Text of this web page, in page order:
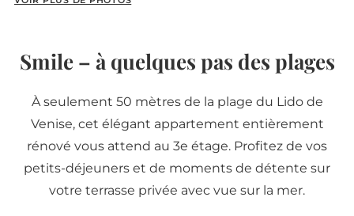
Smile – à quelques pas des plages
À seulement 50 mètres de la plage du Lido de
Venise, cet élégant appartement entièrement
rénové vous attend au 3e étage. Profitez de vos
petits-déjeuners et de moments de détente sur
votre terrasse privée avec vue sur la mer.